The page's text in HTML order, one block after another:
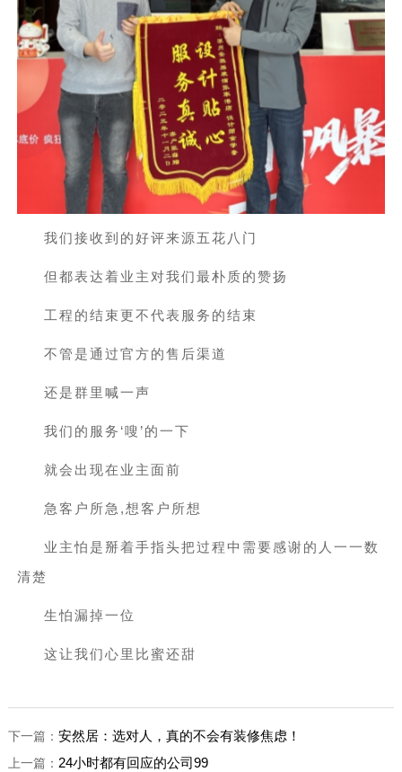
我们接收到的好评来源五花八门
但都表达着业主对我们最朴质的赞扬
工程的结束更不代表服务的结束
不管是通过官方的售后渠道
还是群里喊一声
我们的服务‘嗖’的一下
就会出现在业主面前
急客户所急,想客户所想
业主怕是掰着手指头把过程中需要感谢的人一一数
清楚
生怕漏掉一位
这让我们心里比蜜还甜
下一篇： 安然居：选对人，真的不会有装修焦虑！
上一篇： 24小时都有回应的公司99